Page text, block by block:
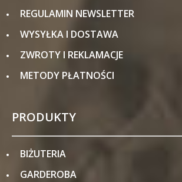
REGULAMIN NEWSLETTER
WYSYŁKA I DOSTAWA
ZWROTY I REKLAMACJE
METODY PŁATNOŚCI
PRODUKTY
BIŻUTERIA
GARDEROBA